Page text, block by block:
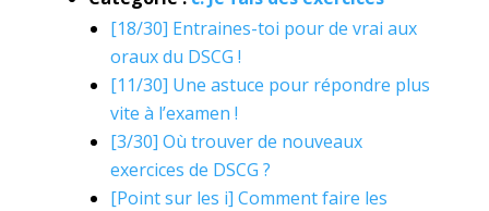
[18/30] Entraines-toi pour de vrai aux
oraux du DSCG !
[11/30] Une astuce pour répondre plus
vite à l’examen !
[3/30] Où trouver de nouveaux
exercices de DSCG ?
[Point sur les i] Comment faire les